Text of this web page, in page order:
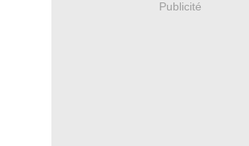
Publicité